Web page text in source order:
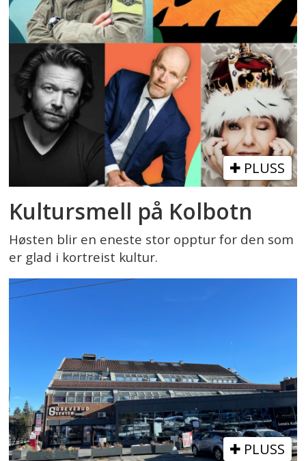
PLUSS
Kultursmell på Kolbotn
Høsten blir en eneste stor opptur for den som
er glad i kortreist kultur.
PLUSS